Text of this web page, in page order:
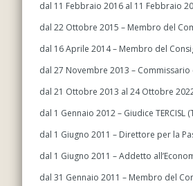
dal 11 Febbraio 2016 al 11 Febbraio
dal 22 Ottobre 2015 – Membro del
dal 16 Aprile 2014 – Membro del
dal 27 Novembre 2013 –
dal 21 Ottobre 2013 al 24 Ottobre
dal 1 Gennaio 2012 – Giudice
dal 1 Giugno 2011 – Direttore per la
dal 1 Giugno 2011 – Addetto
dal 31 Gennaio 2011 – Membro del